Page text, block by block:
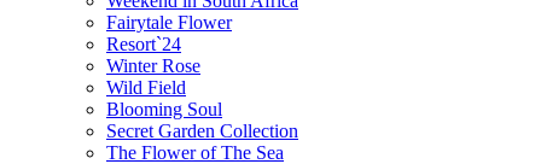
Fairytale Flower
Resort`24
Winter Rose
Wild Field
Blooming Soul
Secret Garden Collection
The Flower of The Sea